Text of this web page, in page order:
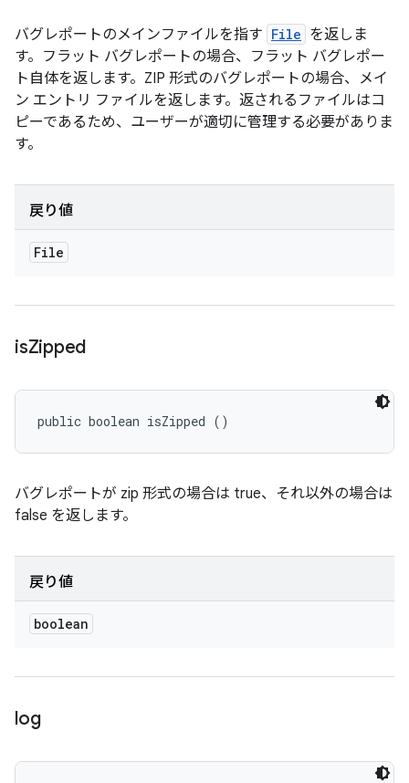
バグレポートのメインファイルを指す File を返しま
す。フラット バグレポートの場合、フラット バグレポー
ト自体を返します。ZIP 形式のバグレポートの場合、メイ
ン エントリ ファイルを返します。返されるファイルはコ
ピーであるため、ユーザーが適切に管理する必要がありま
す。
戻り値
File
isZipped
public boolean isZipped ()
バグレポートが zip 形式の場合は true、それ以外の場合は
false を返します。
戻り値
boolean
log